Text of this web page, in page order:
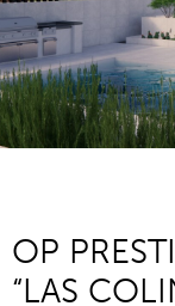
OP
“LAS